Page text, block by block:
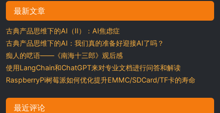
最新文章
古典产品思维下的AI（II）：AI焦虑症
古典产品思维下的AI：我们真的准备好迎接AI了吗？
痴人的呓语——《南海十三郎》观后感
使用LangChain和ChatGPT来对专业文档进行问答和解读
RaspberryPi树莓派如何优化提升EMMC/SDCard/TF卡的寿命
最近评论